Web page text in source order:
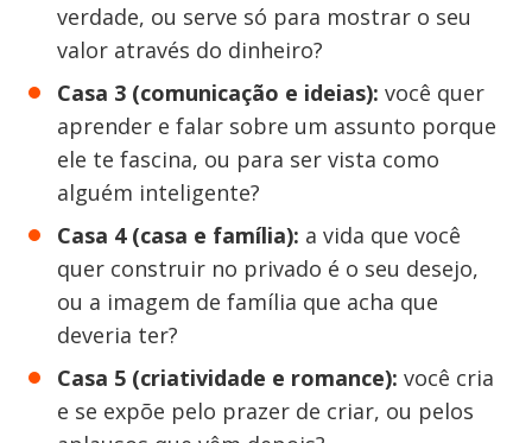
verdade, ou serve só para mostrar o seu
valor através do dinheiro?
Casa 3 (comunicação e ideias): você quer
aprender e falar sobre um assunto porque
ele te fascina, ou para ser vista como
alguém inteligente?
Casa 4 (casa e família): a vida que você
quer construir no privado é o seu desejo,
ou a imagem de família que acha que
deveria ter?
Casa 5 (criatividade e romance): você cria
e se expõe pelo prazer de criar, ou pelos